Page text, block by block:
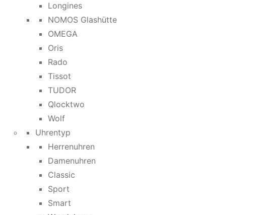
Longines
NOMOS Glashütte
OMEGA
Oris
Rado
Tissot
TUDOR
Qlocktwo
Wolf
Uhrentyp
Herrenuhren
Damenuhren
Classic
Sport
Smart